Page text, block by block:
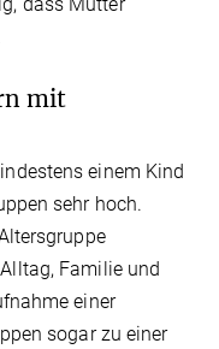
mit
einem Kind
sehr hoch.
Familie und
einer
sogar zu einer